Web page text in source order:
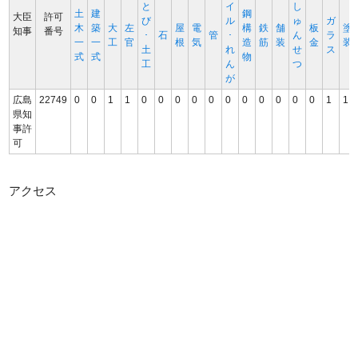
大臣
知事
許可
番号
土
木
一
式
建
築
一
式
大
工
左
官
と
び
･
土
工
石
屋
根
電
気
管
イ
ル
･
れ
ん
が
鋼
構
造
物
鉄
筋
舗
装
し
ゅ
ん
せ
つ
板
金
ガ
ラ
ス
塗
装
広島
県知
事許
可
22749 0 0 1 1 0 0 0 0 0 0 0 0 0 0 0 1 1
アクセス